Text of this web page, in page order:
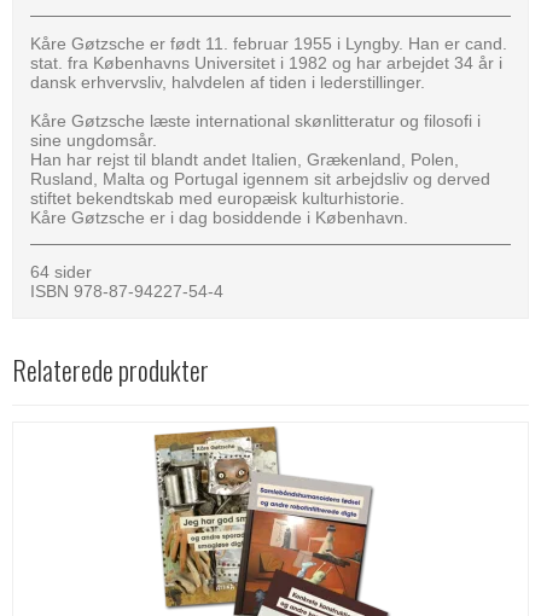
Kåre Gøtzsche er født 11. februar 1955 i Lyngby. Han er cand.
stat. fra Københavns Universitet i 1982 og har arbejdet 34 år i
dansk erhvervsliv, halvdelen af tiden i lederstillinger.
Kåre Gøtzsche læste international skønlitteratur og filosofi i
sine ungdomsår.
Han har rejst til blandt andet Italien, Grækenland, Polen,
Rusland, Malta og Portugal igennem sit arbejdsliv og derved
stiftet bekendtskab med europæisk kulturhistorie.
Kåre Gøtzsche er i dag bosiddende i København.
64 sider
ISBN 978-87-94227-54-4
Relaterede produkter